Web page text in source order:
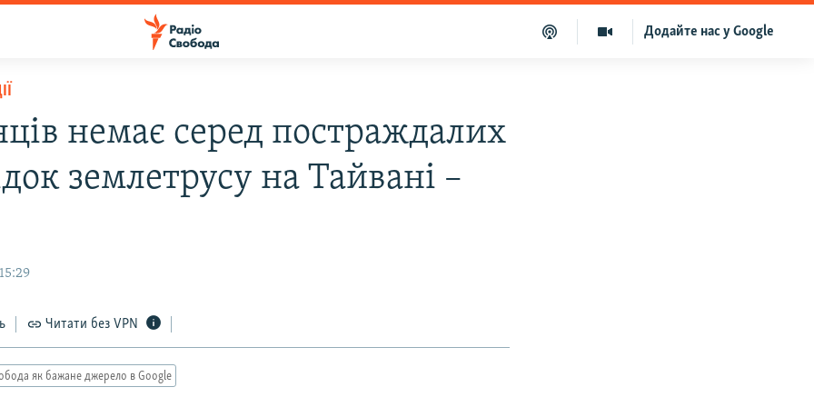
Додайте нас у Google
немає серед постраждалих
землетрусу на Тайвані –
Читати без VPN
як бажане джерело в Google